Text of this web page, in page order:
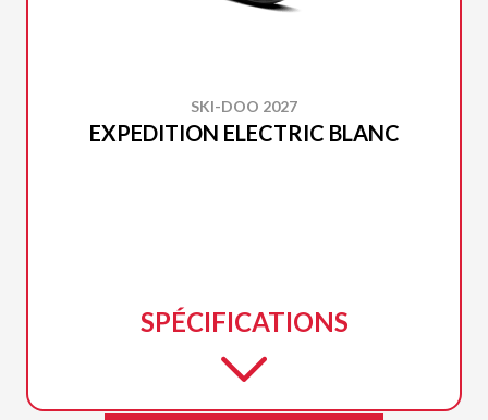
SKI-DOO 2027
EXPEDITION ELECTRIC BLANC
SPÉCIFICATIONS